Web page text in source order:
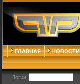
ГЛАВНАЯ НОВОСТИ
Логин: